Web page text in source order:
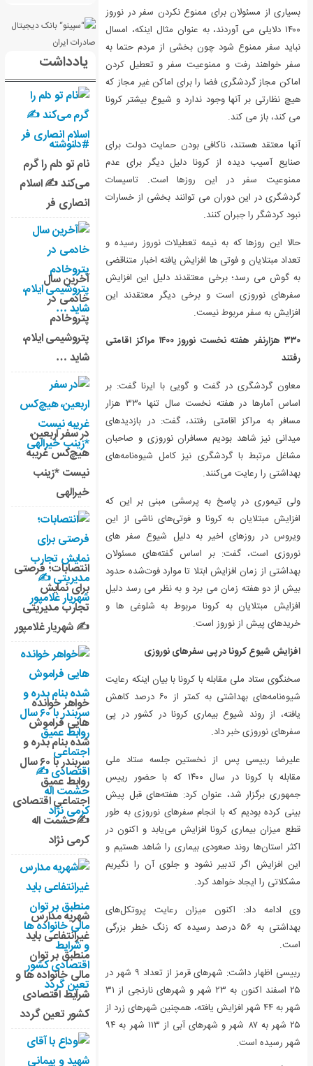
بسیاری از مسئولان برای ممنوع نکردن سفر در نوروز
۱۴۰۰ دلایلی می آوردند، به عنوان مثال اینکه، امسال
نباید سفر ممنوع شود چون بخشی از مردم حتما به
سفر خواهند رفت و ممنوعیت سفر و تعطیل کردن
اماکن مجاز گردشگری فضا را برای اماکن غیر مجاز که
هیچ نظارتی بر آنها وجود ندارد و شیوع بیشتر کرونا
می کند، باز می کند.
آنها معتقد هستند، ناکافی بودن حمایت دولت برای
صنایع آسیب دیده از کرونا دلیل دیگر برای عدم
ممنوعیت سفر در این روزها است. تاسیسات
گردشگری در این دوران می توانند بخشی از خسارات
نبود کردشگر را جبران کنند.
حالا این روزها که به نیمه تعطیلات نوروز رسیده و
تعداد مبتلایان و فوتی ها افزایش یافته اخبار متناقضی
به گوش می رسد؛ برخی معتقدند دلیل این افزایش
سفرهای نوروزی است و برخی دیگر معتقدند این
افزایش به سفر مربوط نیست.
۳۳۰ هزارنفر هفته نخست نوروز ۱۴۰۰ مراکز اقامتی
رفتند
معاون گردشگری در گفت و گویی با ایرنا گفت: بر
اساس آمارها در هفته نخست سال تنها ۳۳۰ هزار
مسافر به مراکز اقامتی رفتند، گفت: در بازدیدهای
میدانی نیز شاهد بودیم مسافران نوروزی و صاحبان
مشاغل مرتبط با گردشگری نیز کامل شیوه‌نامه‌های
بهداشتی را رعایت می‌کنند.
ولی تیموری در پاسخ به پرسشی مبنی بر این که
افزایش مبتلایان به کرونا و فوتی‌های ناشی از این
ویروس در روزهای اخیر به دلیل شیوع سفر های
نوروزی است، ‌گفت: بر اساس گفته‌های مسئولان
بهداشتی از زمان افزایش ابتلا تا موارد فوت‌شده حدود
بیش از دو هفته زمان می برد و به نظر می رسد دلیل
افزایش مبتلایان به کرونا مربوط به شلوغی ها و
خریدهای پیش از نوروز است.
افزایش شیوع کرونا در پی سفرهای نوروزی
سخنگوی ستاد ملی مقابله با کرونا با بیان اینکه رعایت
شیوه‌نامه‌های بهداشتی به کمتر از ۶۰ درصد کاهش
یافته، از روند شیوع بیماری کرونا در کشور در پی
سفرهای نوروزی خبر داد.
علیرضا رییسی پس از نخستین جلسه ستاد ملی
مقابله با کرونا در سال ۱۴۰۰ که با حضور رییس
جمهوری برگزار شد، عنوان کرد: هفته‌های قبل پیش
بینی کرده بودیم که با انجام سفرهای نوروزی به طور
قطع میزان بیماری کرونا افزایش می‌یابد و اکنون در
اکثر استان‌ها روند صعودی بیماری را شاهد هستیم و
این افزایش اگر تدبیر نشود و جلوی آن را نگیریم
مشکلاتی را ایجاد خواهد کرد.
وی ادامه داد: اکنون میزان رعایت پروتکل‌های
بهداشتی به ۵۶ درصد رسیده که زنگ خطر بزرگی
است.
رییسی اظهار داشت: شهرهای قرمز از تعداد ۹ شهر در
۲۵ اسفند اکنون به ۲۳ شهر و شهرهای نارنجی از ۳۱
شهر به ۴۴ شهر افزایش یافته، همچنین شهرهای زرد از
۲۵ شهر به ۸۷ شهر و شهرهای آبی از ۱۱۳ شهر به ۹۴
شهر رسیده است.
یادداشت
#دلنوشته
نام تو دلم را گرم
می‌کند ✍️ اسلام
انصاری فر
آخرین سال
خادمی در
پتروخادم
پتروشیمی ایلام،
شاید …
در سفر اربعین،
هیچ‌کس غریبه
نیست *زینب
خیرالهی
انتصابات؛ فرصتی
برای نمایش
تجارب مدیریتی
✍ شهریار غلامپور
خواهر خوانده
هایی فراموش
شده بنام بدره و
سربندر با ۶۰ سال
روابط عمیق
اجتماعی اقتصادی
✍حشمت اله
کرمی نژاد
شهریه مدارس
غیرانتفاعی باید
منطبق بر توان
مالی خانواده ها و
شرایط اقتصادی
کشور تعین گردد